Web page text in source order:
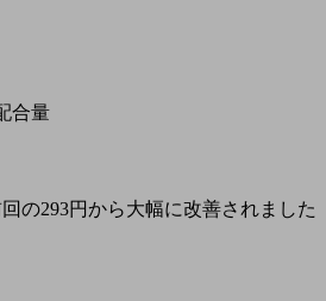
合量
の293円から大幅に改善されました